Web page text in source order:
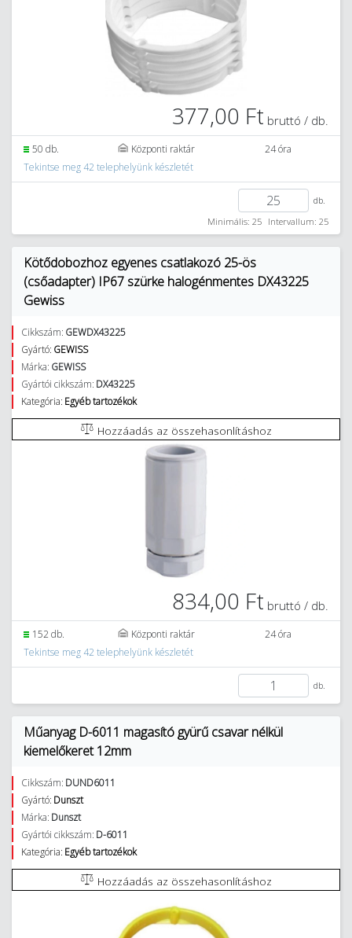
377,00 Ft bruttó / db.
50 db. Központi raktár
24 óra
Tekintse meg 42 telephelyünk készletét
db.
Minimális: 25 Intervallum: 25
Kötődobozhoz egyenes csatlakozó 25-ös
(csőadapter) IP67 szürke halogénmentes DX43225
Gewiss
Cikkszám: GEWDX43225
Gyártó: GEWISS
Márka: GEWISS
Gyártói cikkszám: DX43225
Kategória: Egyéb tartozékok
Hozzáadás az összehasonlításhoz
834,00 Ft bruttó / db.
152 db. Központi raktár
24 óra
Tekintse meg 42 telephelyünk készletét
db.
Műanyag D-6011 magasító gyürű csavar nélkül
kiemelőkeret 12mm
Cikkszám: DUND6011
Gyártó: Dunszt
Márka: Dunszt
Gyártói cikkszám: D-6011
Kategória: Egyéb tartozékok
Hozzáadás az összehasonlításhoz